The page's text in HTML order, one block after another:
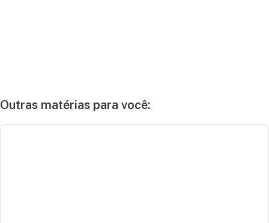
Outras matérias para você: